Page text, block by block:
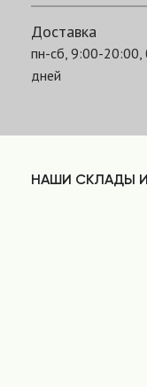
Доставка
пн-сб, 9:00-20:00,
дней
НАШИ СКЛАДЫ